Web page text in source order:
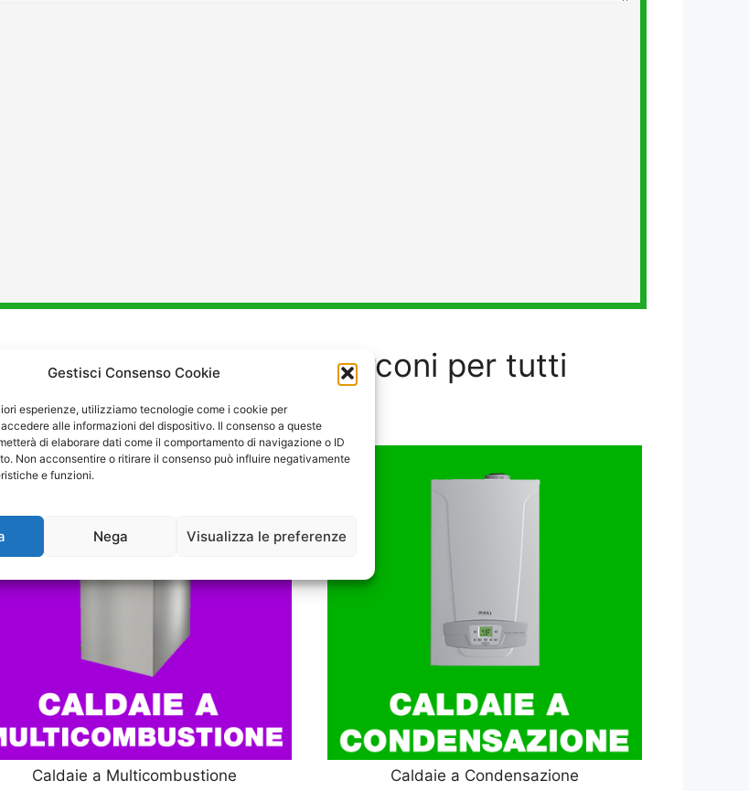
Gestisci Consenso Cookie
esperienze, utilizziamo tecnologie come i cookie per
alle informazioni del dispositivo. Il consenso a queste
di elaborare dati come il comportamento di navigazione o ID
Non acconsentire o ritirare il consenso può influire negativamente
e funzioni.
Nega Visualizza le preferenze
eManutenzione
a Marconi per tutti
Caldaie a Multicombustione Caldaie a Condensazione